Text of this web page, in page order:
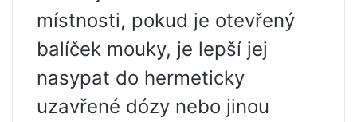
místnosti, pokud je otevřený
balíček mouky, je lepší jej
nasypat do hermeticky
uzavřené dózy nebo jinou